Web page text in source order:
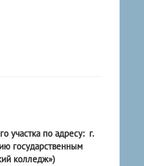
участка по адресу: г.
государственным
колледж»)